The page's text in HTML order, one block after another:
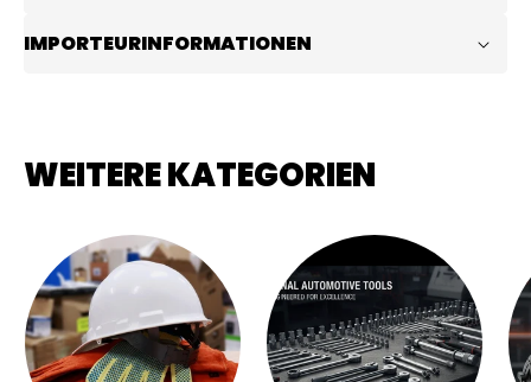
IMPORTEURINFORMATIONEN
WEITERE KATEGORIEN